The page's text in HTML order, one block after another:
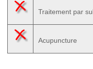
Traitement par
Acupuncture